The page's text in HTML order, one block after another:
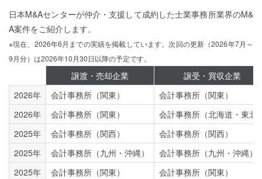
日本M&Aセンターが仲介・支援して成約した士業事務所業界のM&
A案件をご紹介します。
※現在、2026年6月までの実績を掲載しています。次回の更新（2026年7月～
9月分）は2026年10月30日以降の予定です。
譲渡・売却企業
譲受・買収企業
2026年
会計事務所（関東）
会計事務所（関東）
2026年
会計事務所（関東）
会計事務所（北海道・東北
2025年
会計事務所（関西）
会計事務所（関西）
2025年
会計事務所（九州・沖縄）
会計事務所（九州・沖縄）
2025年
会計事務所（関東）
会計事務所（関東）